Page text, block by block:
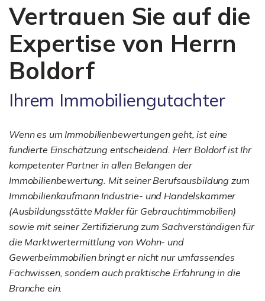
Vertrauen Sie auf die
Expertise von Herrn
Boldorf
Ihrem Immobiliengutachter
Wenn es um Immobilienbewertungen geht, ist eine
fundierte Einschätzung entscheidend. Herr Boldorf ist Ihr
kompetenter Partner in allen Belangen der
Immobilienbewertung. Mit seiner Berufsausbildung zum
Immobilienkaufmann Industrie- und Handelskammer
(Ausbildungsstätte Makler für Gebrauchtimmobilien)
sowie mit seiner Zertifizierung zum Sachverständigen für
die Marktwertermittlung von Wohn- und
Gewerbeimmobilien bringt er nicht nur umfassendes
Fachwissen, sondern auch praktische Erfahrung in die
Branche ein.